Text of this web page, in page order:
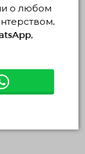
10:17
о любом